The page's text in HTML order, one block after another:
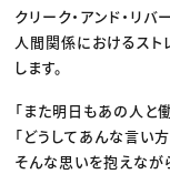
CREATIVE
クリーク・アンド・リ
人間関係におけるスト
します。
「また明日もあの人と
「どうしてあんな言い
そんな思いを抱えなが